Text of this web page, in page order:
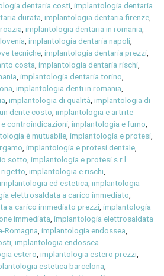
dentaria costi ,implantologia dentaria
durata ,implantologia dentaria firenze
,implantologia dentaria in romania
,implantologia dentaria napoli
tecniche ,implantologia dentaria prezzi
costa ,implantologia dentaria rischi
,implantologia dentaria torino
,implantologia denti in romania
,implantologia di qualità ,implantologia di
dente costo ,implantologia e artrite
controindicazioni ,implantologia e fumo
è mutuabile ,implantologia e protesi
,implantologia e protesi dentale
sotto ,implantologia e protesi s r l
rigetto ,implantologia e rischi
implantologia ed estetica ,implantologia
elettrosaldata a carico immediato
a carico immediato prezzi ,implantologia
immediata ,implantologia elettrosaldata
Romagna ,implantologia endossea
,implantologia endossea
estero ,implantologia estero prezzi
estetica barcelona